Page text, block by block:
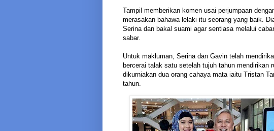
Tampil memberikan komen usai perjumpaan
merasakan bahawa lelaki itu seorang yang baik.
Serina dan bakal suami agar sentiasa melalui
sabar.
Untuk makluman, Serina dan Gavin telah
bercerai talak satu setelah tujuh tahun mendirikan
dikurniakan dua orang cahaya mata iaitu Tristan
tahun.